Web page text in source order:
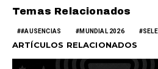
Temas Relacionados
#AUSENCIAS MUNDIAL 2026
ARTÍCULOS RELACIONADOS